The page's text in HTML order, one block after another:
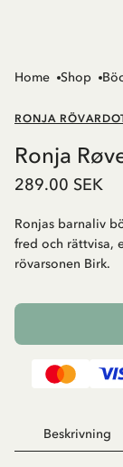
Home Shop
RONJA
Ronja
289.00 SEK
Ronjas barnaliv
fred och rättvisa,
rövarsonen Birk.
Beskrivning